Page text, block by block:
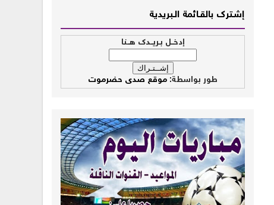
إشــترك بالقـــائمة الــبريدية
إدخــل بـريــدك هــنا
طور بواسطة: موقع صدى حضرموت